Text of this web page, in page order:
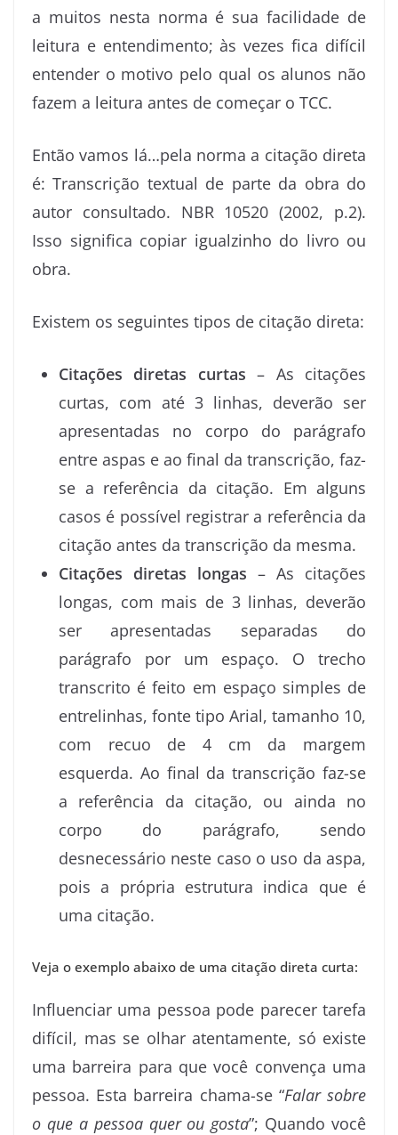
a muitos nesta norma é sua facilidade de
leitura e entendimento; às vezes fica difícil
entender o motivo pelo qual os alunos não
fazem a leitura antes de começar o TCC.
Então vamos lá…pela norma a citação direta
é: Transcrição textual de parte da obra do
autor consultado. NBR 10520 (2002, p.2).
Isso significa copiar igualzinho do livro ou
obra.
Existem os seguintes tipos de citação direta:
Citações diretas curtas – As citações
curtas, com até 3 linhas, deverão ser
apresentadas no corpo do parágrafo
entre aspas e ao final da transcrição, faz-
se a referência da citação. Em alguns
casos é possível registrar a referência da
citação antes da transcrição da mesma.
Citações diretas longas – As citações
longas, com mais de 3 linhas, deverão
ser apresentadas separadas do
parágrafo por um espaço. O trecho
transcrito é feito em espaço simples de
entrelinhas, fonte tipo Arial, tamanho 10,
com recuo de 4 cm da margem
esquerda. Ao final da transcrição faz-se
a referência da citação, ou ainda no
corpo do parágrafo, sendo
desnecessário neste caso o uso da aspa,
pois a própria estrutura indica que é
uma citação.
Veja o exemplo abaixo de uma citação direta curta:
Influenciar uma pessoa pode parecer tarefa
difícil, mas se olhar atentamente, só existe
uma barreira para que você convença uma
pessoa. Esta barreira chama-se “Falar sobre
o que a pessoa quer ou gosta”; Quando você